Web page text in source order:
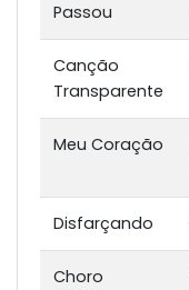
Passou
Canção
Transparente
Meu Coração
Disfarçando
Choro